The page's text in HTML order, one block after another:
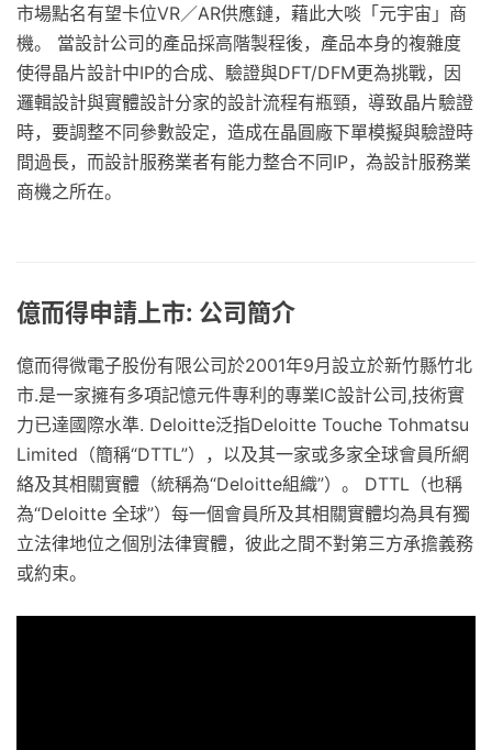
市場點名有望卡位VR／AR供應鏈，藉此大啖「元宇宙」商
機。 當設計公司的產品採高階製程後，產品本身的複雜度
使得晶片設計中IP的合成、驗證與DFT/DFM更為挑戰，因
邏輯設計與實體設計分家的設計流程有瓶頸，導致晶片驗證
時，要調整不同參數設定，造成在晶圓廠下單模擬與驗證時
間過長，而設計服務業者有能力整合不同IP，為設計服務業
商機之所在。
億而得申請上市: 公司簡介
億而得微電子股份有限公司於2001年9月設立於新竹縣竹北
市.是一家擁有多項記憶元件專利的專業IC設計公司,技術實
力已達國際水準. Deloitte泛指Deloitte Touche Tohmatsu
Limited（簡稱“DTTL”），以及其一家或多家全球會員所網
絡及其相關實體（統稱為“Deloitte組織”）。 DTTL（也稱
為“Deloitte 全球”）每一個會員所及其相關實體均為具有獨
立法律地位之個別法律實體，彼此之間不對第三方承擔義務
或約束。